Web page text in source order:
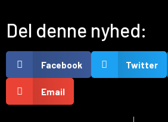
Del denne nyhed:
Facebook Twitter
Email